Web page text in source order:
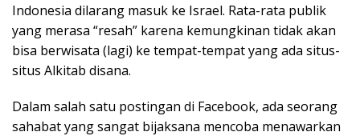
Indonesia dilarang masuk ke Israel. Rata-rata publik
yang merasa “resah” karena kemungkinan tidak akan
bisa berwisata (lagi) ke tempat-tempat yang ada situs-
situs Alkitab disana.
Dalam salah satu postingan di Facebook, ada seorang
sahabat yang sangat bijaksana mencoba menawarkan